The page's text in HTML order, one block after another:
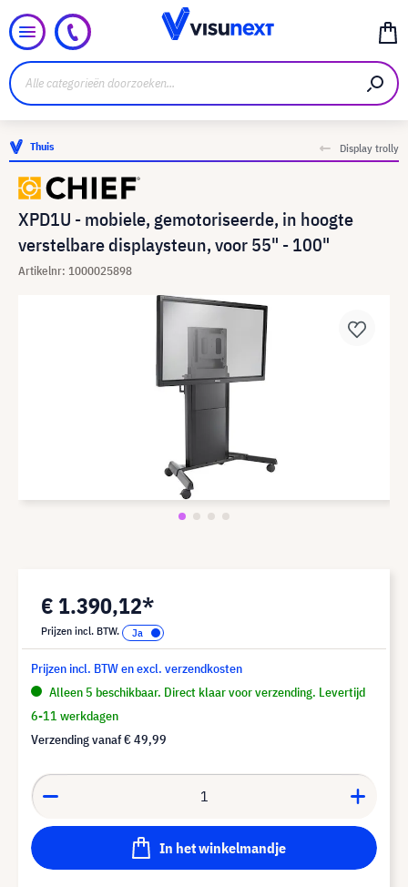
Thuis Display trolly
XPD1U - mobiele, gemotoriseerde, in hoogte
verstelbare displaysteun, voor 55" - 100"
Artikelnr: 1000025898
€ 1.390,12*
Prijzen incl. BTW.
Prijzen incl. BTW en excl. verzendkosten
Alleen 5 beschikbaar. Direct klaar voor verzending. Levertijd
6-11 werkdagen
Verzending vanaf€ 49,99
In het winkelmandje